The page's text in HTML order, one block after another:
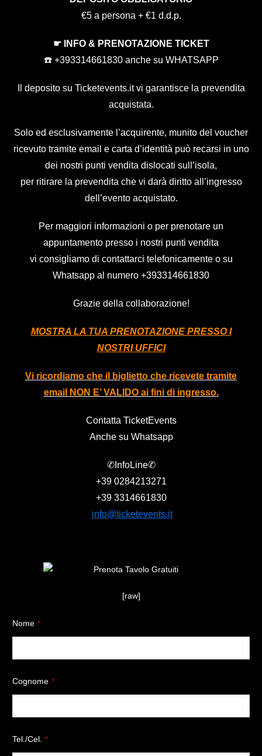
€5 a persona + €1 d.d.p.
☛ INFO & PRENOTAZIONE TICKET
☎️ +393314661830 anche su WHATSAPP
Il deposito su Ticketevents.itvi garantisce la prevendita
acquistata.
Solo ed esclusivamente l’acquirente, munito del voucher
ricevuto tramite email e carta d’identità può recarsi in uno
dei nostri punti vendita dislocati sull’isola,
per ritirare la prevendita che vi darà diritto all’ingresso
dell’evento acquistato.
Per maggiori informazioni o per prenotare un
appuntamento presso i nostri punti vendita
vi consigliamo di contattarci telefonicamente o su
Whatsapp al numero +393314661830
Grazie della collaborazione!
MOSTRA LA TUA PRENOTAZIONE PRESSO I
NOSTRI UFFICI
Vi ricordiamo che il biglietto che ricevete tramite
email NON E’ VALIDO ai fini di ingresso.
Contatta TicketEvents
Anche su Whatsapp
✆InfoLine✆
+39 0284213271
+39 3314661830
info@ticketevents.it
[raw]
Nome *
Cognome *
Tel./Cel. *